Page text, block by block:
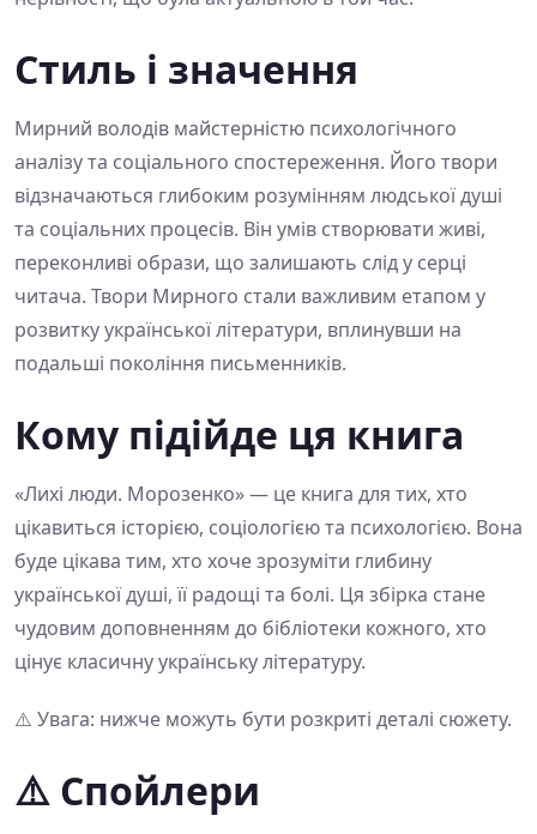
Стиль і значення
Мирний володів майстерністю психологічного
аналізу та соціального спостереження. Його твори
відзначаються глибоким розумінням людської душі
та соціальних процесів. Він умів створювати живі,
переконливі образи, що залишають слід у серці
читача. Твори Мирного стали важливим етапом у
розвитку української літератури, вплинувши на
подальші покоління письменників.
Кому підійде ця книга
«Лихі люди. Морозенко» — це книга для тих, хто
цікавиться історією, соціологією та психологією. Вона
буде цікава тим, хто хоче зрозуміти глибину
української душі, її радощі та болі. Ця збірка стане
чудовим доповненням до бібліотеки кожного, хто
цінує класичну українську літературу.
⚠️ Увага: нижче можуть бути розкриті деталі сюжету.
⚠️ Спойлери